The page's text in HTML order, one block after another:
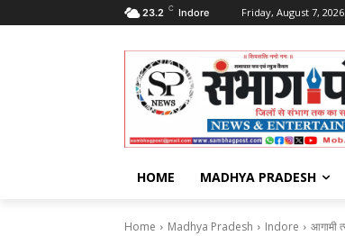
23.2 C Indore Friday, August 7, 2026
HOME MADHYA PRADESH
Home Madhya Pradesh Indore आगामी